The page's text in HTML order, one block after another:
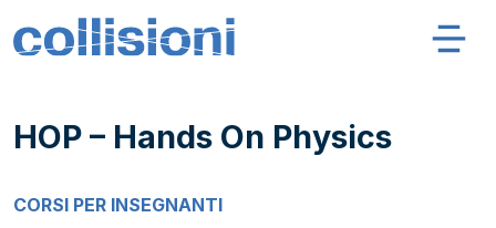
Salta al contenuto
Navigazione principale
HOP – Hands On Physics
CORSI PER INSEGNANTI